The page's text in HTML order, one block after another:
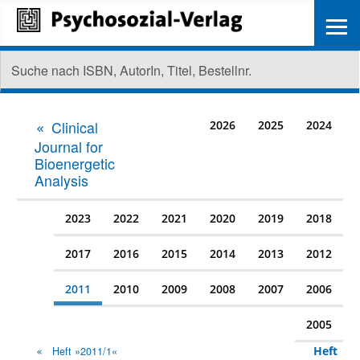
Clinical
Journal for
Bioenergetic
Analysis
2026 2025 2024
2023 2022 2021 2020 2019 2018
2017 2016 2015 2014 2013 2012
2011 2010 2009 2008 2007 2006
2005
Heft »2011/1« Heft
≡